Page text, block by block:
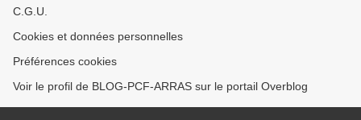
C.G.U.
Cookies et données personnelles
Préférences cookies
Voir le profil de BLOG-PCF-ARRAS sur le portail Overblog